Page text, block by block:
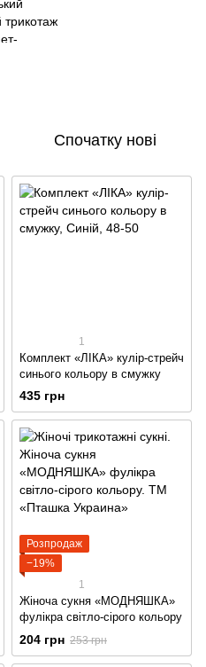
Спочатку нові
1
Комплект «ЛІКА» кулір-стрейч
синього кольору в смужку
435 грн
Розпродаж
−19%
1
Жіноча сукня «МОДНЯШКА»
фулікра світло-сірого кольору
204 грн 253 грн